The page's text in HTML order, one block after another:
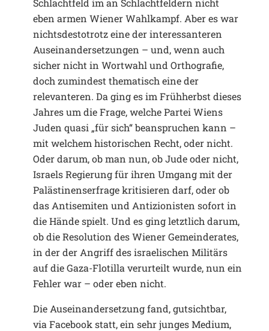
Schlachtfeld im an Schlachtfeldern nicht
eben armen Wiener Wahlkampf. Aber es war
nichtsdestotrotz eine der interessanteren
Auseinandersetzungen – und, wenn auch
sicher nicht in Wortwahl und Orthografie,
doch zumindest thematisch eine der
relevanteren. Da ging es im Frühherbst dieses
Jahres um die Frage, welche Partei Wiens
Juden quasi „für sich“ beanspruchen kann –
mit welchem historischen Recht, oder nicht.
Oder darum, ob man nun, ob Jude oder nicht,
Israels Regierung für ihren Umgang mit der
Palästinenserfrage kritisieren darf, oder ob
das Antisemiten und Antizionisten sofort in
die Hände spielt. Und es ging letztlich darum,
ob die Resolution des Wiener Gemeinderates,
in der der Angriff des israelischen Militärs
auf die Gaza-Flotilla verurteilt wurde, nun ein
Fehler war – oder eben nicht.
Die Auseinandersetzung fand, gutsichtbar,
via Facebook statt, ein sehr junges Medium,